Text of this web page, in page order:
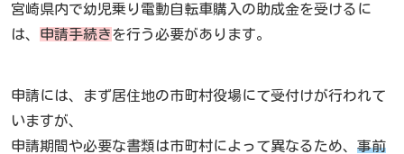
宮崎県内で幼児乗り電動自転車購入の助成金を受けるに
は、 申請手続きを行う必要があります。
申請には、まず居住地の市町村役場にて受付けが行われて
いますが、
申請期間や必要な書類は市町村によって異なるため、 事前